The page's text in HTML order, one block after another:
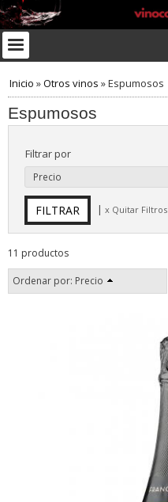
Inicio »Otros vinos »Espumosos
Espumosos
Filtrar por
Precio
| x Quitar Filtros
11 productos
Ordenar por: Precio